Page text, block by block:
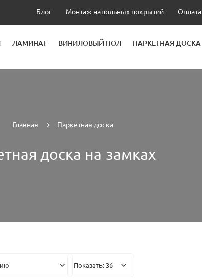
Блог Монтаж напольных покрытий Оплата
ЛАМИНАТ ВИНИЛОВЫЙ ПОЛ ПАРКЕТНАЯ ДОСКА
Главная Паркетная доска
доска на замках